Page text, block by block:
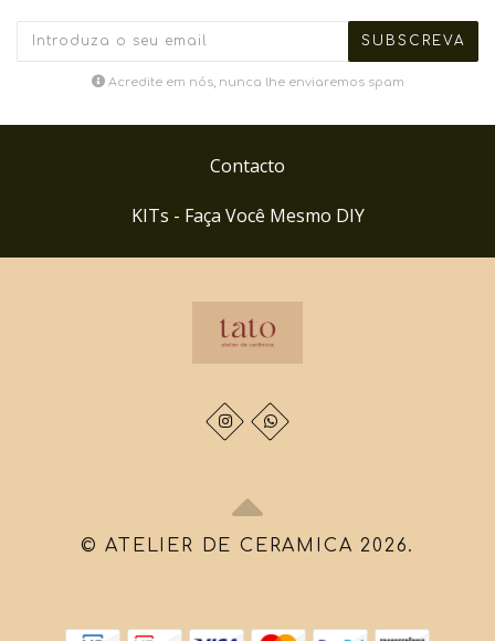
Acredite em nós, nunca lhe enviaremos spam
Contacto
KITs - Faça Você Mesmo DIY
© ATELIER DE CERAMICA 2026.